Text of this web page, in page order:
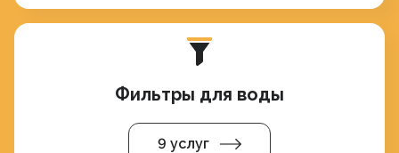
Фильтры для воды
9 услуг